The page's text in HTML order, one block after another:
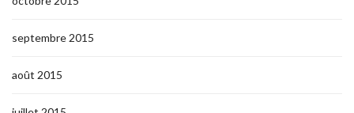
septembre 2015
août 2015